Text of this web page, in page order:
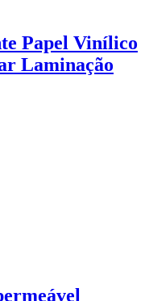
Papel Vinílico
Laminação